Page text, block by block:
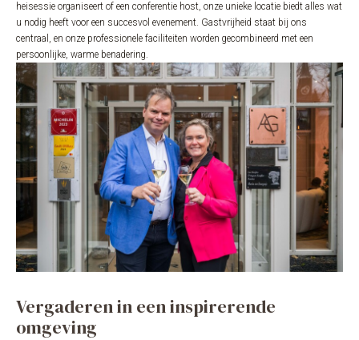
heisessie organiseert of een conferentie host, onze unieke locatie biedt alles wat
u nodig heeft voor een succesvol evenement. Gastvrijheid staat bij ons
centraal, en onze professionele faciliteiten worden gecombineerd met een
persoonlijke, warme benadering.
Vergaderen in een inspirerende
omgeving